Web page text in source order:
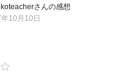
ル・パワーを競わせて地域
おけるアメリカの最大の失
いたが、実際日本の壊滅に
は軌道修正(逆コース)を余儀
さんの感想
10月10日